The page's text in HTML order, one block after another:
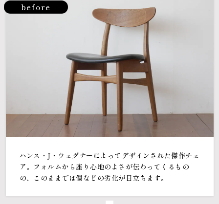
before
ハンス・J・ウェグナーによってデザインされた傑作チェ
ア。フォルムから座り心地のよさが伝わってくるもの
の、このままでは傷などの劣化が目立ちます。